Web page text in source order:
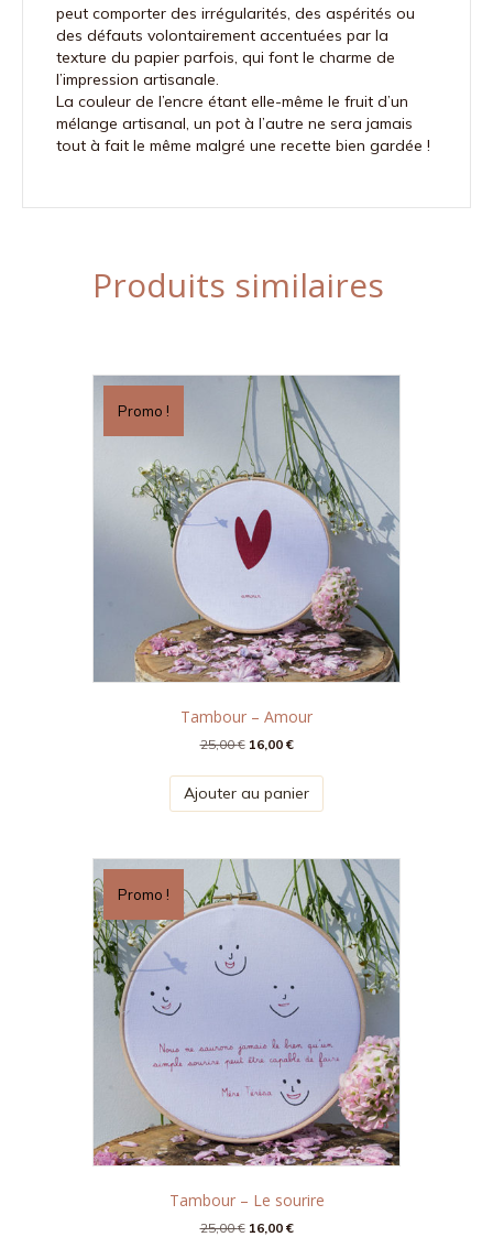
peut comporter des irrégularités, des aspérités ou
des défauts volontairement accentuées par la
texture du papier parfois, qui font le charme de
l’impression artisanale.
La couleur de l’encre étant elle-même le fruit d’un
mélange artisanal, un pot à l’autre ne sera jamais
tout à fait le même malgré une recette bien gardée !
Produits similaires
Promo !
Tambour – Amour
25,00€ Le
initial
était :
16,00 €Le
actuel
est :
Ajouter au panier
Promo !
Tambour – Le sourire
25,00€ Le
16,00 €Le